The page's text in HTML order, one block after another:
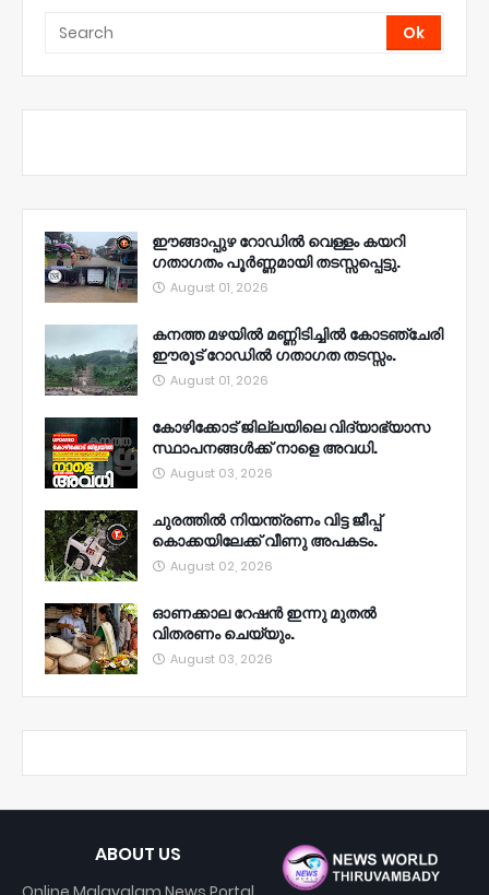
ഈങ്ങാപ്പുഴ റോഡിൽ വെള്ളം കയറി
ഗതാഗതം പൂർണ്ണമായി തടസ്സപ്പെട്ടു.
August 01, 2026
കനത്ത മഴയിൽ മണ്ണിടിച്ചിൽ കോടഞ്ചേരി
ഈരൂട് റോഡിൽ ഗതാഗത തടസ്സം.
August 01, 2026
കോഴിക്കോട് ജില്ലയിലെ വിദ്യാഭ്യാസ
സ്ഥാപനങ്ങൾക്ക് നാളെ അവധി.
August 03, 2026
ചുരത്തിൽ നിയന്ത്രണം വിട്ട ജീപ്പ്
കൊക്കയിലേക്ക് വീണു അപകടം.
August 02, 2026
ഓണക്കാല റേഷൻ ഇന്നു മുതല്‍
വിതരണം ചെയ്യും.
August 03, 2026
ABOUT US